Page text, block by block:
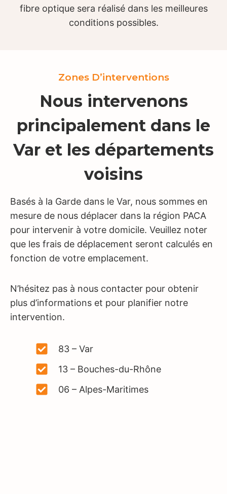
fibre optique sera réalisé dans les meilleures
conditions possibles.
Zones D’interventions
Nous intervenons
principalement dans le
Var et les départements
voisins
Basés à la Garde dans le Var, nous sommes en
mesure de nous déplacer dans la région PACA
pour intervenir à votre domicile. Veuillez noter
que les frais de déplacement seront calculés en
fonction de votre emplacement.
N’hésitez pas à nous contacter pour obtenir
plus d’informations et pour planifier notre
intervention.
83 – Var
13 – Bouches-du-Rhône
06 – Alpes-Maritimes